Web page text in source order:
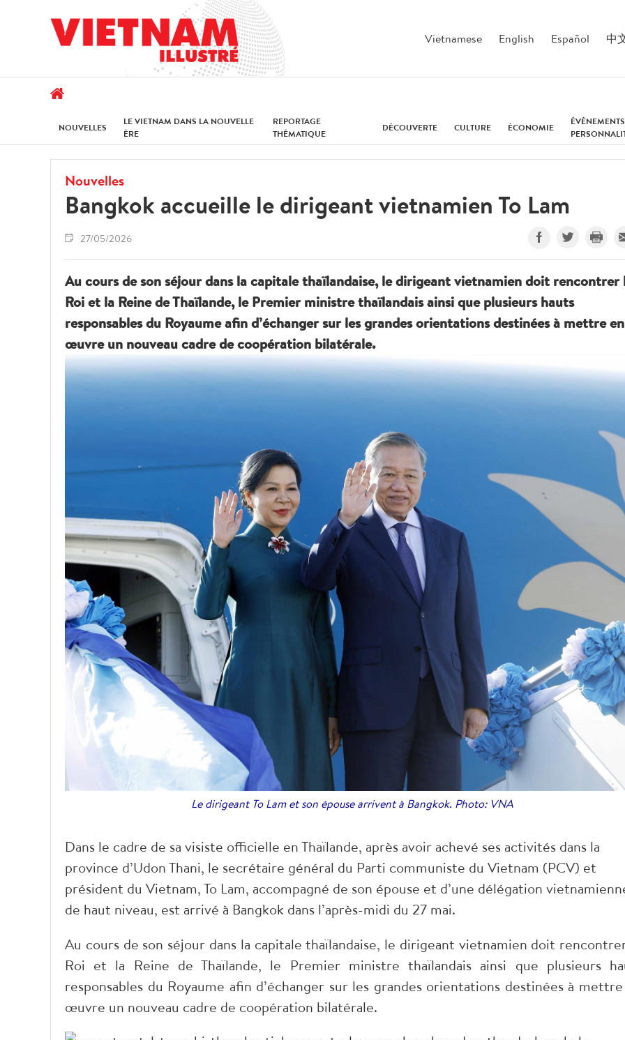
Vietnamese English Español 中
NOUVELLES
LE VIETNAM DANS LA NOUVELLE
ÈRE
REPORTAGE
THÉMATIQUE
DÉCOUVERTE CULTURE ÉCONOMIE
Nouvelles
Bangkok accueille le dirigeant vietnamien To Lam
27/05/2026
Au cours de son séjour dans la capitale thaïlandaise, le dirigeant vietnamien doit rencontrer
Roi et la Reine de Thaïlande, le Premier ministre thaïlandais ainsi que plusieurs hauts
responsables du Royaume afin d’échanger sur les grandes orientations destinées à mettre en
œuvre un nouveau cadre de coopération bilatérale.
Le dirigeant To Lam et son épouse arrivent à Bangkok. Photo: VNA
Dans le cadre de sa visiste officielle en Thaïlande, après avoir achevé ses activités dans la
province d’Udon Thani, le secrétaire général du Parti communiste du Vietnam (PCV) et
président du Vietnam, To Lam, accompagné de son épouse et d’une délégation
de haut niveau, est arrivé à Bangkok dans l’après-midi du 27 mai.
Au cours de son séjour dans la capitale thaïlandaise, le dirigeant vietnamien doit
Roi et la Reine de Thaïlande, le Premier ministre thaïlandais ainsi que plusieurs
responsables du Royaume afin d’échanger sur les grandes orientations destinées à
œuvre un nouveau cadre de coopération bilatérale.